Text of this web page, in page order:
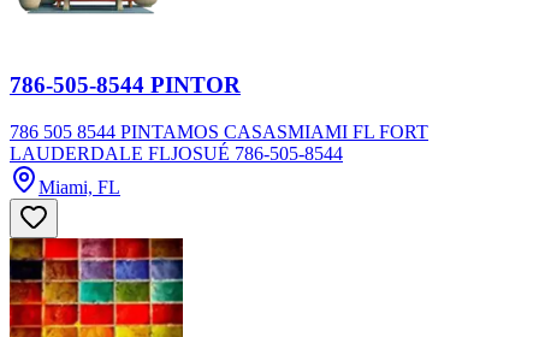
786-505-8544 PINTOR
786 505 8544 PINTAMOS CASASMIAMI FL FORT
LAUDERDALE FLJOSUÉ 786-505-8544
Miami, FL